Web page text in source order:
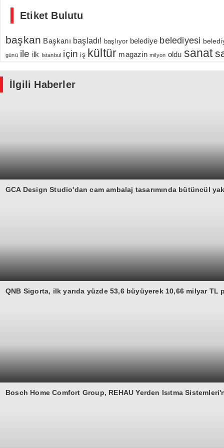
Etiket Bulutu
başkan Başkanı başladı! başlıyor belediye belediyesi
günü ile ilk Istanbul için iş kültür magazin milyon oldu sanat
İlgili Haberler
GCA Design Studio'dan cam ambalaj tasarımında bütüncül
QNB Sigorta, ilk yarıda yüzde 53,6 büyüyerek 10,66 milyar TL
Bosch Home Comfort Group, REHAU Yerden Isıtma